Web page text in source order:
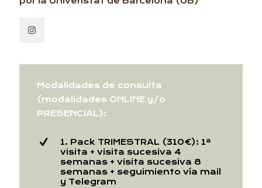
Modalidades de consulta
(modalidades ONLINE y/o
PRESENCIAL):
1. Pack TRIMESTRAL (310€): 1ª
visita + visita sucesiva 4
semanas + visita sucesiva 8
semanas + seguimiento vía mail
y Telegram